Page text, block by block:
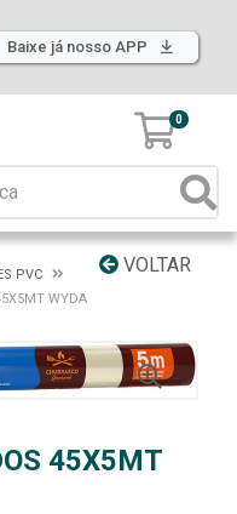
Baixe já nosso APP
0
VOLTAR
PVC
WYDA
45X5MT